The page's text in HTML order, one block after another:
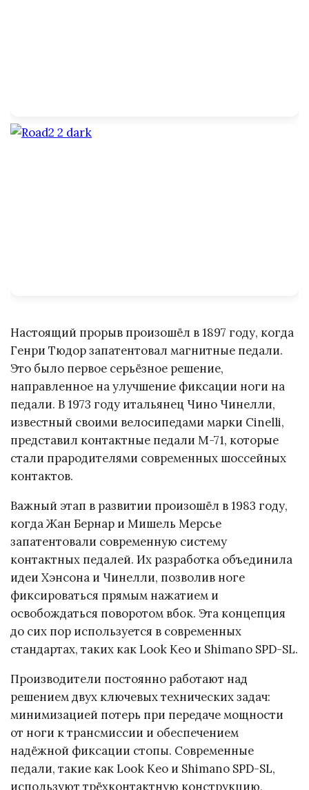
Настоящий прорыв произошёл в 1897 году, когда
Генри Тюдор запатентовал магнитные педали.
Это было первое серьёзное решение,
направленное на улучшение фиксации ноги на
педали. В 1973 году итальянец Чино Чинелли,
известный своими велосипедами марки Cinelli,
представил контактные педали M-71, которые
стали прародителями современных шоссейных
контактов.
Важный этап в развитии произошёл в 1983 году,
когда Жан Бернар и Мишель Мерсье
запатентовали современную систему
контактных педалей. Их разработка объединила
идеи Хэнсона и Чинелли, позволив ноге
фиксироваться прямым нажатием и
освобождаться поворотом вбок. Эта концепция
до сих пор используется в современных
стандартах, таких как Look Keo и Shimano SPD-SL.
Производители постоянно работают над
решением двух ключевых технических задач:
минимизацией потерь при передаче мощности
от ноги к трансмиссии и обеспечением
надёжной фиксации стопы. Современные
педали, такие как Look Keo и Shimano SPD-SL,
используют трёхконтактную конструкцию,